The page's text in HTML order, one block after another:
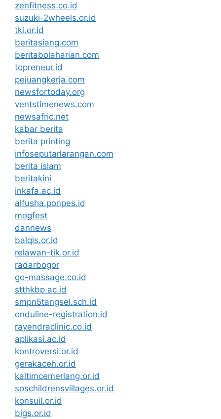
zenfitness.co.id
suzuki-2wheels.or.id
tki.or.id
beritasiang.com
beritabolaharian.com
topreneur.id
pejuangkerja.com
newsfortoday.org
ventstimenews.com
newsafric.net
kabar berita
berita printing
infoseputarlarangan.com
berita islam
beritakini
inkafa.ac.id
alfusha.ponpes.id
mogfest
dannews
balqis.or.id
relawan-tik.or.id
radarbogor
go-massage.co.id
stthkbp.ac.id
smpn5tangsel.sch.id
onduline-registration.id
rayendraclinic.co.id
aplikasi.ac.id
kontroversi.or.id
gerakaceh.or.id
kaltimcemerlang.or.id
soschildrensvillages.or.id
konsuil.or.id
bigs.or.id